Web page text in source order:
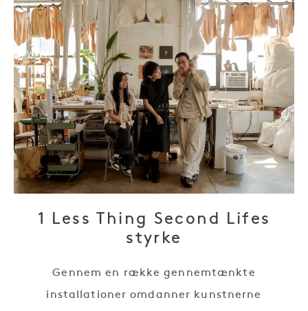
1 Less Thing Second Lifes
styrke
Gennem en række gennemtænkte
installationer omdanner kunstnerne